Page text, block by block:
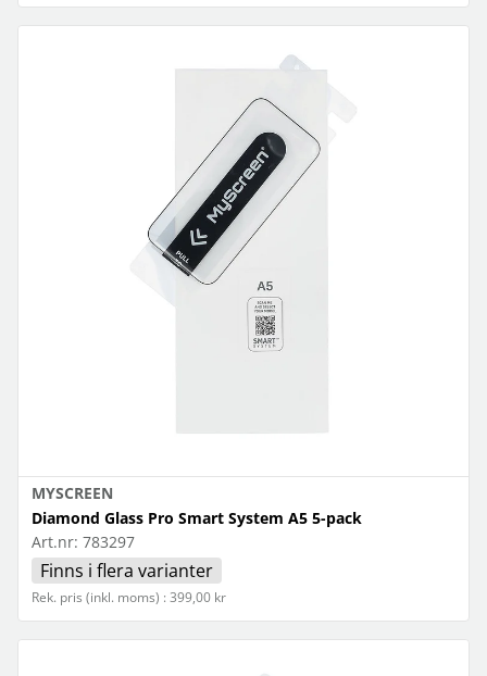
MYSCREEN
Diamond Glass Pro Smart System A5 5-pack
Art.nr: 783297
Finns i flera varianter
Rek. pris (inkl. moms) : 399,00 kr